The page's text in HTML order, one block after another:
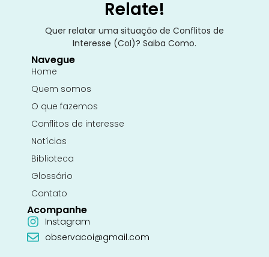
Relate!
Quer relatar uma situação de Conflitos de
Interesse (CoI)? Saiba Como.
Navegue
Home
Quem somos
O que fazemos
Conflitos de interesse
Notícias
Biblioteca
Glossário
Contato
Acompanhe
Instagram
observacoi@gmail.com